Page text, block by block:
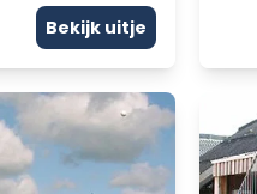
Bekijk uitje